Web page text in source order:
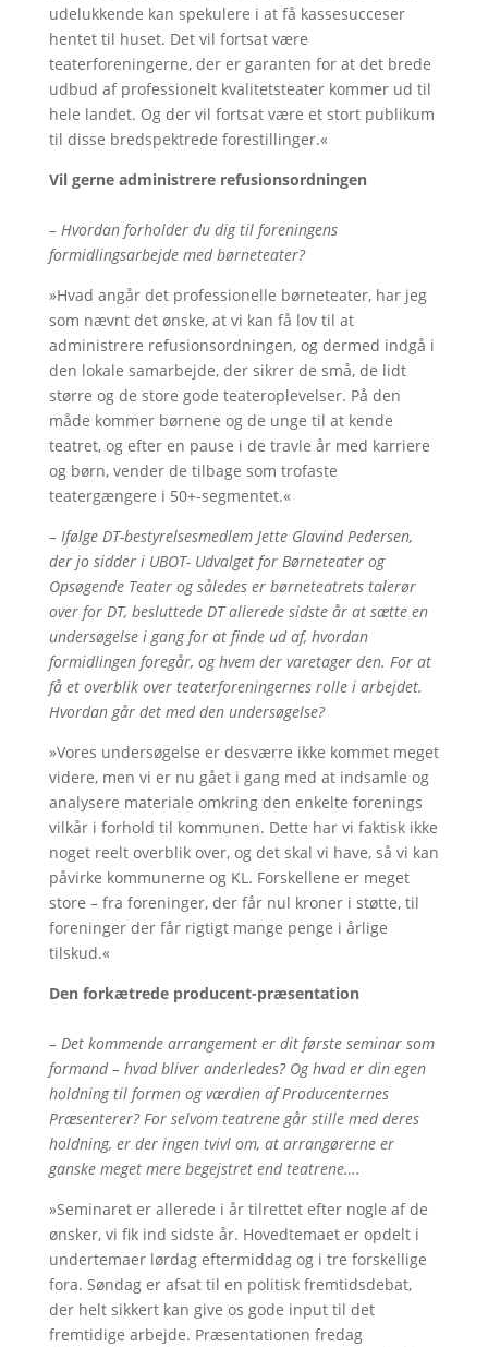
udelukkende kan spekulere i at få kassesucceser
hentet til huset. Det vil fortsat være
teaterforeningerne, der er garanten for at det brede
udbud af professionelt kvalitetsteater kommer ud til
hele landet. Og der vil fortsat være et stort publikum
til disse bredspektrede forestillinger.«
Vil gerne administrere refusionsordningen
– Hvordan forholder du dig til foreningens
formidlingsarbejde med børneteater?
»Hvad angår det professionelle børneteater, har jeg
som nævnt det ønske, at vi kan få lov til at
administrere refusionsordningen, og dermed indgå i
den lokale samarbejde, der sikrer de små, de lidt
større og de store gode teateroplevelser. På den
måde kommer børnene og de unge til at kende
teatret, og efter en pause i de travle år med karriere
og børn, vender de tilbage som trofaste
teatergængere i 50+-segmentet.«
– Ifølge DT-bestyrelsesmedlem Jette Glavind Pedersen,
der jo sidder i UBOT- Udvalget for Børneteater og
Opsøgende Teater og således er børneteatrets talerør
over for DT, besluttede DT allerede sidste år at sætte en
undersøgelse i gang for at finde ud af, hvordan
formidlingen foregår, og hvem der varetager den. For at
få et overblik over teaterforeningernes rolle i arbejdet.
Hvordan går det med den undersøgelse?
»Vores undersøgelse er desværre ikke kommet meget
videre, men vi er nu gået i gang med at indsamle og
analysere materiale omkring den enkelte forenings
vilkår i forhold til kommunen. Dette har vi faktisk ikke
noget reelt overblik over, og det skal vi have, så vi kan
påvirke kommunerne og KL. Forskellene er meget
store – fra foreninger, der får nul kroner i støtte, til
foreninger der får rigtigt mange penge i årlige
tilskud.«
Den forkætrede producent-præsentation
– Det kommende arrangement er dit første seminar som
formand – hvad bliver anderledes? Og hvad er din egen
holdning til formen og værdien af Producenternes
Præsenterer? For selvom teatrene går stille med deres
holdning, er der ingen tvivl om, at arrangørerne er
ganske meget mere begejstret end teatrene….
»Seminaret er allerede i år tilrettet efter nogle af de
ønsker, vi fik ind sidste år. Hovedtemaet er opdelt i
undertemaer lørdag eftermiddag og i tre forskellige
fora. Søndag er afsat til en politisk fremtidsdebat,
der helt sikkert kan give os gode input til det
fremtidige arbejde. Præsentationen fredag